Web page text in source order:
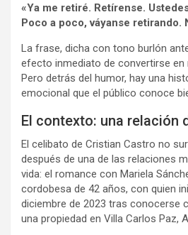
«Ya me retiré. Retírense.
Poco a poco, váyanse retirando.
La frase, dicha con tono burlón
efecto inmediato de convertirse en
Pero detrás del humor, hay una
emocional que el público conoce
El contexto: una relación
El celibato de Cristian Castro no
después de una de las relaciones
vida: el romance con Mariela
cordobesa de 42 años, con quien
diciembre de 2023 tras conocerse
una propiedad en Villa Carlos Paz,